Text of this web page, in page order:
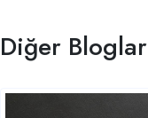
Diğer Bloglar